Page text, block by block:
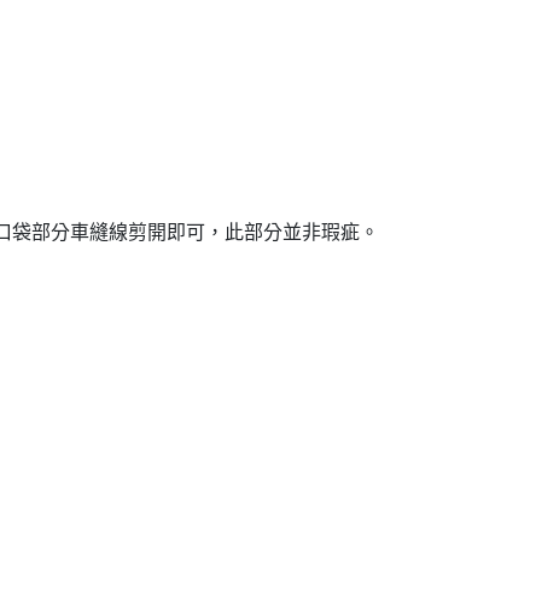
部分車縫線剪開即可，此部分並非瑕疵。